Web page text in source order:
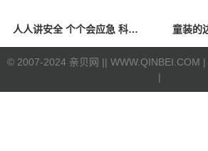
人人讲安全 个个会应急 科学应对防震避险
© 2007-2024 亲贝网 || WWW.QINBEI.COM |
|